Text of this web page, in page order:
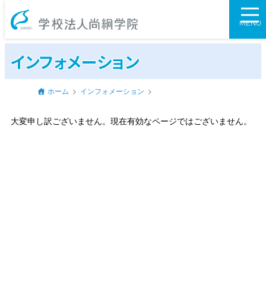
学校法人尚絅学
MENU
インフォメーション
ホーム インフォメーション
大変申し訳ございません。現在有効なページではございません。